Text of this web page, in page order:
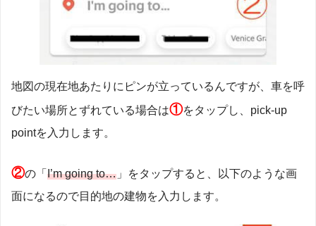
地図の現在地あたりにピンが立っているんですが、車を呼
びたい場所とずれている場合は①をタップし、pick-up
pointを入力します。
②の「 I’m going to… 」をタップすると、以下のような画
面になるので目的地の建物を入力します。